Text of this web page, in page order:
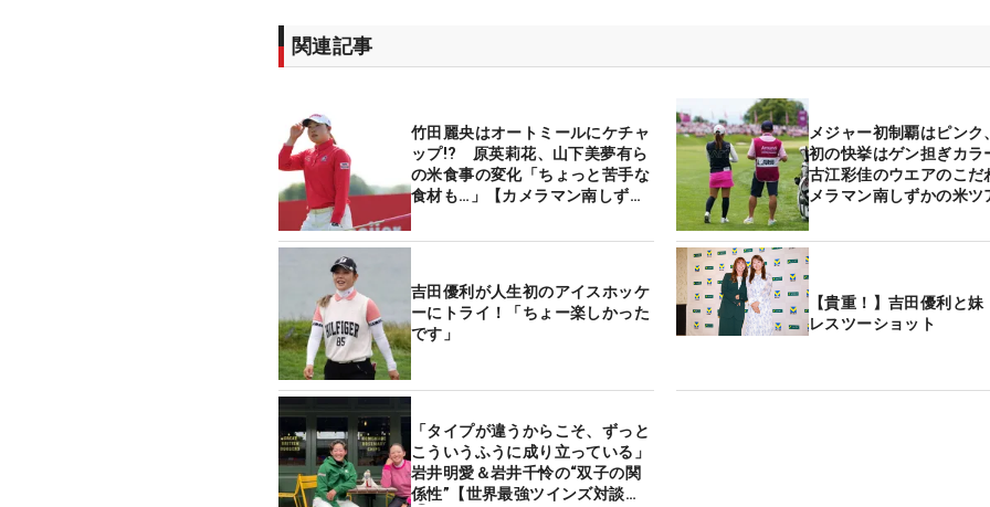
関連記事
竹田麗央はオートミールにケチャ
ップ!? 原英莉花、山下美夢有ら
の米食事の変化「ちょっと苦手な
食材も…」【カメラマン南しずか
メジャー初制覇はピンク
初の快挙はゲン担ぎカ
古江彩佳のウエアのこだ
メラマン南しずかの米ツ
吉田優利が人生初のアイスホッケ
ーにトライ！「ちょー楽しかった
です」
【貴重！】吉田優利と
レスツーショット
「タイプが違うからこそ、ずっと
こういうふうに成り立っている」
岩井明愛＆岩井千怜の“双子の関
係性”【世界最強ツインズ対談